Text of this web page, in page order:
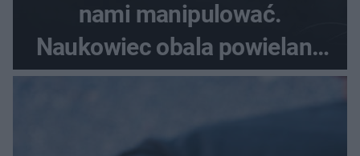
nami manipulować.
Naukowiec obala powielane
od lat mity na ich temat